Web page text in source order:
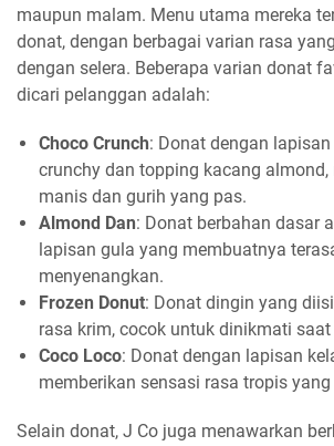
maupun malam. Menu utama mereka
donat, dengan berbagai varian rasa
dengan selera. Beberapa varian donat
dicari pelanggan adalah:
Choco Crunch: Donat dengan
crunchy dan topping kacang almond,
manis dan gurih yang pas.
Almond Dan: Donat berbahan dasar
lapisan gula yang membuatnya
menyenangkan.
Frozen Donut: Donat dingin yang
rasa krim, cocok untuk dinikmati
Coco Loco: Donat dengan lapisan
memberikan sensasi rasa tropis
Selain donat, J Co juga menawarkan